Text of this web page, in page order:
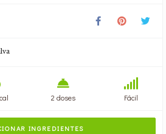
2 doses Fácil
INGREDIENTES